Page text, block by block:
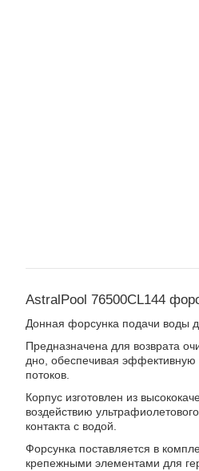
AstralPool 76500CL144
Донная форсунка подачи воды
Предназначена для возврата
дно, обеспечивая
потоков.
Корпус изготовлен из
воздействию
контакта с водой.
Форсунка поставляется в
крепежными элементами для